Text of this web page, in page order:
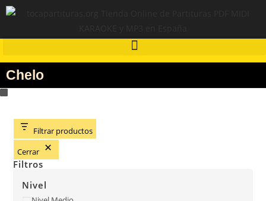
Chelo
Filtrar productos
Cerrar
Filtros
Nivel